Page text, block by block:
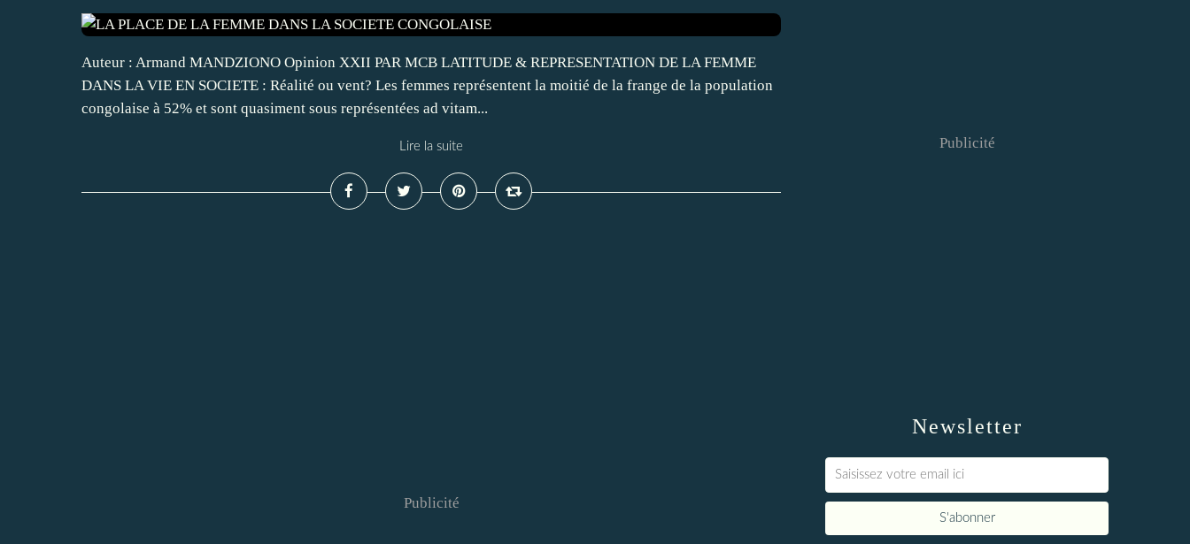
Auteur : Armand MANDZIONO Opinion XXII PAR MCB LATITUDE & REPRESENTATION DE LA FEMME
DANS LA VIE EN SOCIETE : Réalité ou vent? Les femmes représentent la moitié de la frange de la population
congolaise à 52% et sont quasiment sous représentées ad vitam...
Lire la suite
Publicité
Newsletter
Publicité